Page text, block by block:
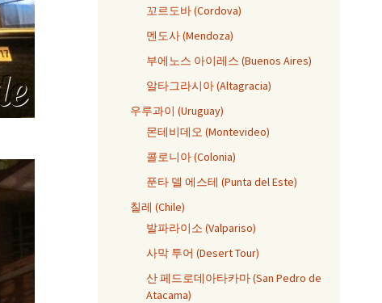
꼬르도바 (Cordova)
멘도사 (Mendoza)
부에노스 아이레스 (Buenos Aires)
알타그라시아 (Altagracia)
우루과이 (Uruguay)
몬테비데오 (Montevideo)
콜로니아 (Colonia)
푼타 델 에스테 (Punta del Este)
칠레 (Chile)
발파라이소 (Valpariso)
사막 투어 (Desert Tour)
산 페드로데아타카마 (San Pedro de
Atacama)